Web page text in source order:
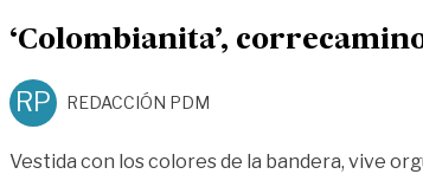
‘Colombianita’,
RP REDACCIÓN PDM
Vestida con los colores de la bandera, vive